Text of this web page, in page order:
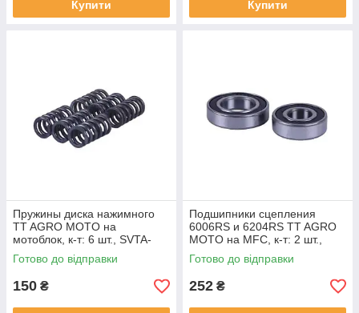
Купити Купити
Пружины диска нажимного
TT AGRO MOTO на
мотоблок, к-т: 6 шт., SVTA-
43100
Готово до відправки
150 ₴
Подшипники сцепления
6006RS и 6204RS TT AGRO
MOTO на MFC, к-т: 2 шт.,
SVTA-3874
Готово до відправки
252 ₴